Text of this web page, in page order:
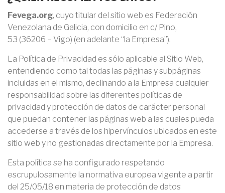
Fevega.org, cuyo titular del sitio web es Federación
Venezolana de Galicia, con domicilio en c/ Pino,
53 (36206 – Vigo) (en adelante “la Empresa”).
La Política de Privacidad es sólo aplicable al Sitio Web,
entendiendo como tal todas las páginas y subpáginas
incluidas en el mismo, declinando a la Empresa cualquier
responsabilidad sobre las diferentes políticas de
privacidad y protección de datos de carácter personal
que puedan contener las páginas web a las cuales pueda
accederse a través de los hipervínculos ubicados en este
sitio web y no gestionadas directamente por la Empresa.
Esta política se ha configurado respetando
escrupulosamente la normativa europea vigente a partir
del 25/05/18 en materia de protección de datos